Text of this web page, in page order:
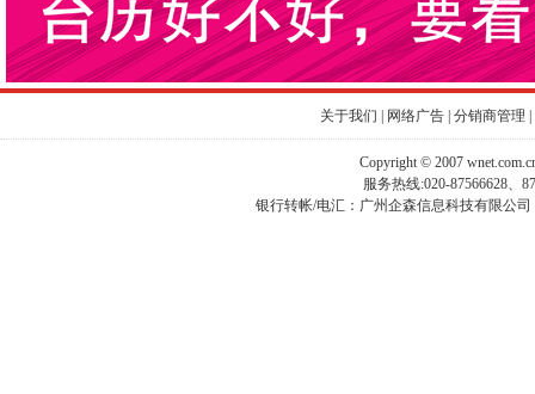
关于我们 网络广告 分销商管理
Copyright © 2007
服务热线:020-87566628、
银行转帐/电汇：广州企森信息科技有限公